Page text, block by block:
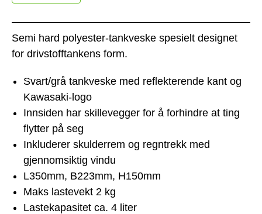
Semi hard polyester-tankveske spesielt designet
for drivstofftankens form.
Svart/grå tankveske med reflekterende kant og
Kawasaki-logo
Innsiden har skillevegger for å forhindre at ting
flytter på seg
Inkluderer skulderrem og regntrekk med
gjennomsiktig vindu
L350mm, B223mm, H150mm
Maks lastevekt 2 kg
Lastekapasitet ca. 4 liter